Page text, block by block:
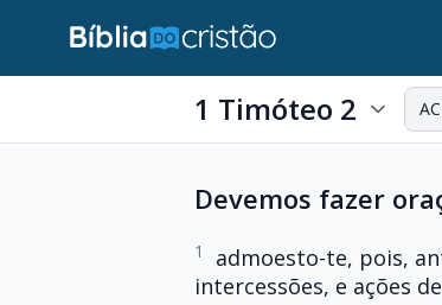
1 Timóteo 2
Devemos fazer
1
admoesto-te, pois,
intercessões, e ações